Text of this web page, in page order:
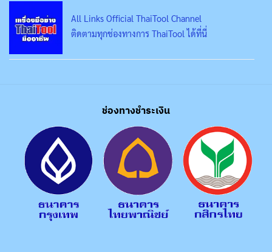
All Links Official ThaiTool Channel
ติดตามทุกช่องทางการ ThaiTool ได้ที่นี่
ช่องทางชำระเงิน